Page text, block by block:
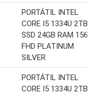
PORTÁTIL INTEL
CORE I5 1334U 2TB
SSD 24GB RAM 156
FHD PLATINUM
SILVER
PORTÁTIL INTEL
CORE I5 1334U 2TB